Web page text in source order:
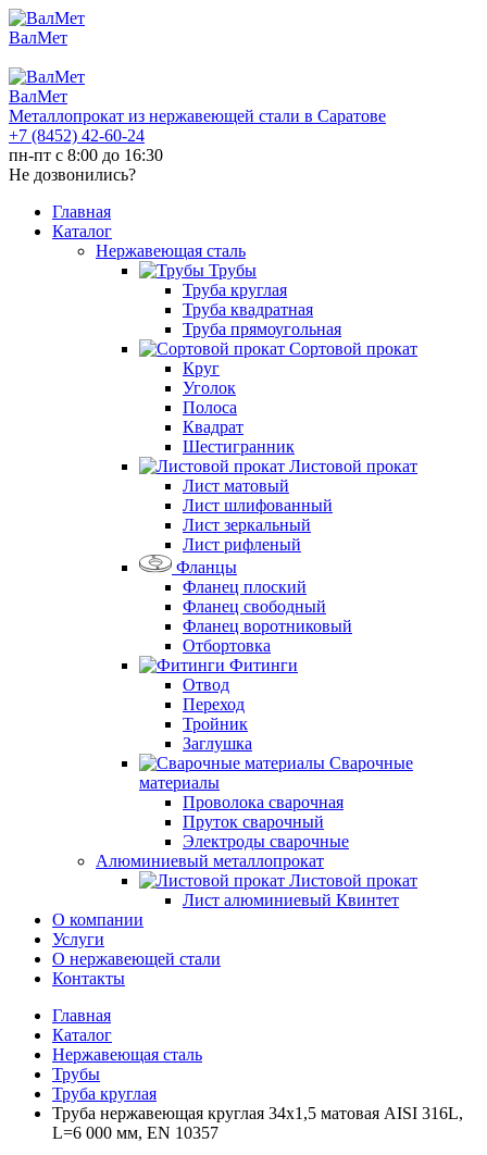
ВалМет
ВалМет
Металлопрокат из нержавеющей стали в Саратове
+7 (8452) 42-60-24
пн-пт с 8:00 до 16:30
Не дозвонились?
Главная
Каталог
Нержавеющая сталь
Трубы
Труба круглая
Труба квадратная
Труба прямоугольная
Сортовой прокат
Круг
Уголок
Полоса
Квадрат
Шестигранник
Листовой прокат
Лист матовый
Лист шлифованный
Лист зеркальный
Лист рифленый
Фланцы
Фланец плоский
Фланец свободный
Фланец воротниковый
Отбортовка
Фитинги
Отвод
Переход
Тройник
Заглушка
Сварочные
материалы
Проволока сварочная
Пруток сварочный
Электроды сварочные
Алюминиевый металлопрокат
Листовой прокат
Лист алюминиевый Квинтет
О компании
Услуги
О нержавеющей стали
Контакты
Главная
Каталог
Нержавеющая сталь
Трубы
Труба круглая
Труба нержавеющая круглая 34х1,5 матовая AISI 316L,
L=6 000 мм, EN 10357